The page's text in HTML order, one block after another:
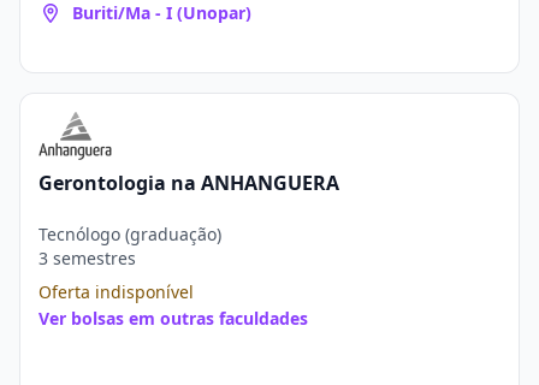
Buriti/Ma - I (Unopar)
Gerontologia na ANHANGUERA
Tecnólogo (graduação)
3 semestres
Oferta indisponível
Ver bolsas em outras faculdades